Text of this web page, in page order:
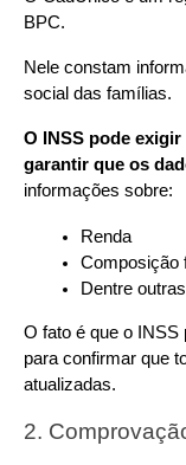
BPC.
Nele constam
social das famílias.
O INSS pode
garantir que os
informações sobre:
Renda
Composição
Dentre
O fato é que o INSS
para confirmar que
atualizadas.
2.